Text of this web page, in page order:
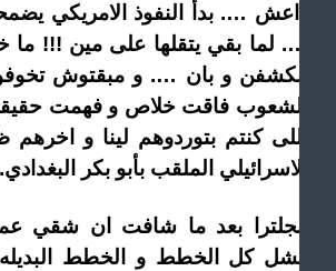
…. بدأ النفوذ الامريكي يضمحل
لما بقي يتقلها على مين !!! ما
و بان …. و مبقتوش تخوفوا
فاقت خلاص و فهمت حقيقه
كنتم بتوردوهم لينا و اخرهم
الملقب بأبو بكر البغدادي.
بعد ما شافت ان شقي
كل الخطط و الخطط البديله